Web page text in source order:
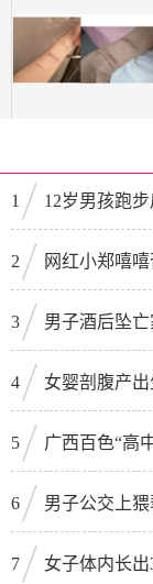
1 12岁男孩跑
2 网红小郑嘻
3 男子酒后坠
4 女婴剖腹产
5 广西百色“高
6 男子公交上
7 女子体内长